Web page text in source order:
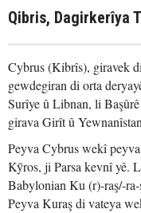
Qibris, Dagirkerîya
Cybrus (Kibrîs), giravek
gewdegiran di orta
Surîye û Libnan, li
girava Girît û
Peyva Cybrus wekî
Kȳros, ji Parsa kevnî yê.
Babylonian Ku (r)-raş/-
Peyva Kuraş di vateya